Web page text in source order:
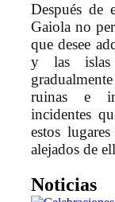
Después de
Gaiola no
que desee
y las islas
ruinas e
incidentes
estos
alejados de
Noticias